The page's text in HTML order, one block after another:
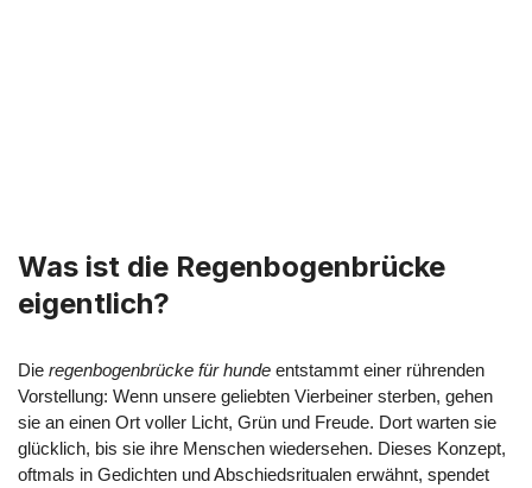
Was ist die Regenbogenbrücke
eigentlich?
Die regenbogenbrücke für hunde entstammt einer rührenden
Vorstellung: Wenn unsere geliebten Vierbeiner sterben, gehen
sie an einen Ort voller Licht, Grün und Freude. Dort warten sie
glücklich, bis sie ihre Menschen wiedersehen. Dieses Konzept,
oftmals in Gedichten und Abschiedsritualen erwähnt, spendet